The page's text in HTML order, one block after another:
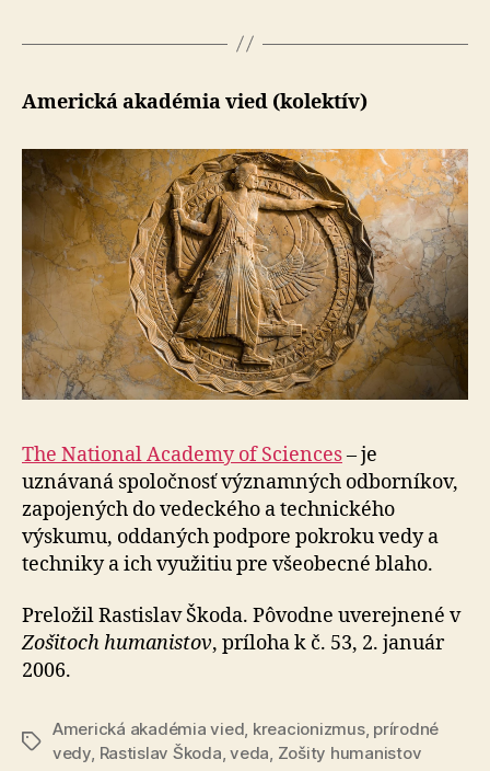
Americká akadémia vied (kolektív)
The National Academy of Sciences– je
uznávaná spoločnosť významných odborníkov,
zapojených do vedeckého a technického
výskumu, oddaných podpore pokroku vedy a
techniky a ich využitiu pre všeobecné blaho.
Preložil Rastislav Škoda. Pôvodne uverejnené v
Zošitoch humanistov, príloha k č. 53, 2. január
2006.
Značky
Americká akadémia vied, kreacionizmus, prírodné
vedy, Rastislav Škoda,veda, Zošity humanistov